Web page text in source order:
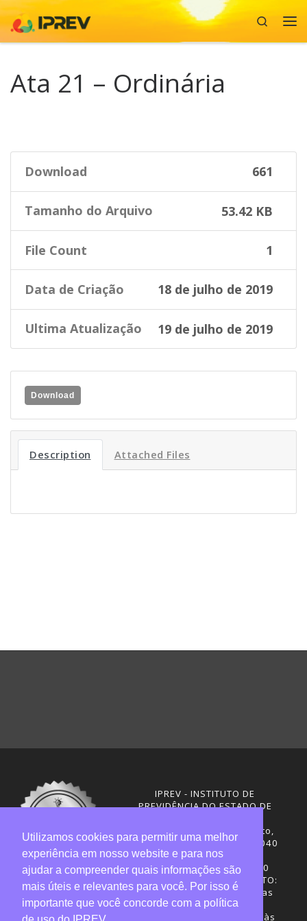
Skip to content
Search
Ata 21 – Ordinária
Download 661
Tamanho do Arquivo 53.42 KB
File Count 1
Data de Criação 18 de julho de 2019
Ultima Atualização 19 de julho de 2019
Download
Description Attached Files
IPREV - INSTITUTO DE
PREVIDÊNCIA DO ESTADO DE
Rua Visconde de Ouro Preto,
291 – Centro - CEP: 88020-040
Florianópolis - SC
Telefones: (48) 3665-4600
HORÁRIO DE FUNCIONAMENTO:
Central de Atendimento: das
12h30 às 18h
Sede administrativa: 7h30 às
Utilizamos cookies para permitir uma melhor
experiência em nosso website e para nos
ajudar a compreender quais informações são
mais úteis e relevantes para você. Por isso é
importante que você concorde com a política